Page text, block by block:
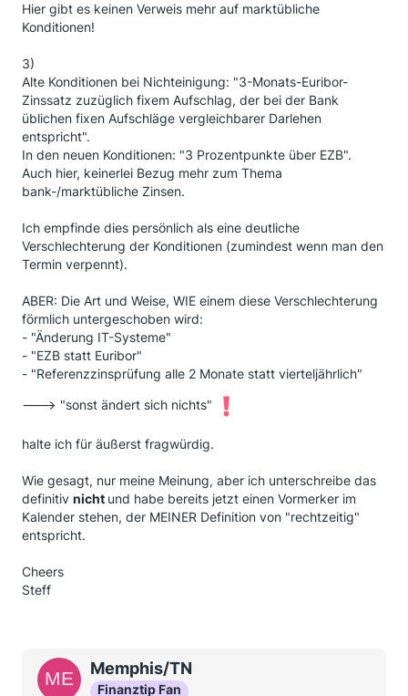
Hier gibt es keinen Verweis mehr auf marktübliche
Konditionen!
3)
Alte Konditionen bei Nichteinigung: "3-Monats-Euribor-
Zinssatz zuzüglich fixem Aufschlag, der bei der Bank
üblichen fixen Aufschläge vergleichbarer Darlehen
entspricht".
In den neuen Konditionen: "3 Prozentpunkte über EZB".
Auch hier, keinerlei Bezug mehr zum Thema
bank-/marktübliche Zinsen.
Ich empfinde dies persönlich als eine deutliche
Verschlechterung der Konditionen (zumindest wenn man den
Termin verpennt).
ABER: Die Art und Weise, WIE einem diese Verschlechterung
förmlich untergeschoben wird:
- "Änderung IT-Systeme"
- "EZB statt Euribor"
- "Referenzzinsprüfung alle 2 Monate statt vierteljährlich"
---> "sonst ändert sich nichts"
halte ich für äußerst fragwürdig.
Wie gesagt, nur meine Meinung, aber ich unterschreibe das
definitiv nicht und habe bereits jetzt einen Vormerker im
Kalender stehen, der MEINER Definition von "rechtzeitig"
entspricht.
Cheers
Steff
Memphis/TN
Finanztip Fan